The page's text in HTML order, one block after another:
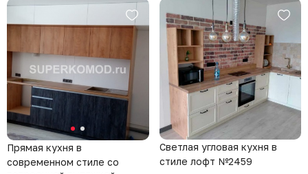
Прямая кухня в
современном стиле со
Светлая угловая кухня в
стиле лофт №2459